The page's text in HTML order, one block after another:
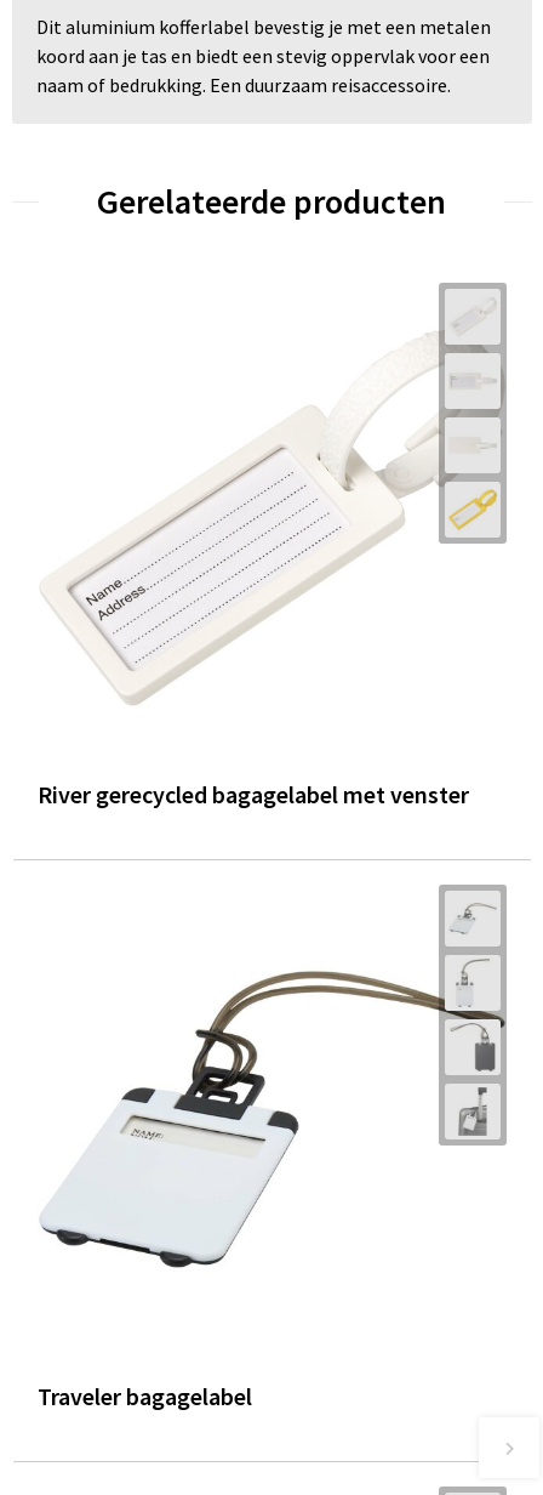
Dit aluminium kofferlabel bevestig je met een metalen
koord aan je tas en biedt een stevig oppervlak voor een
naam of bedrukking. Een duurzaam reisaccessoire.
Gerelateerde producten
River gerecycled bagagelabel met venster
Traveler bagagelabel